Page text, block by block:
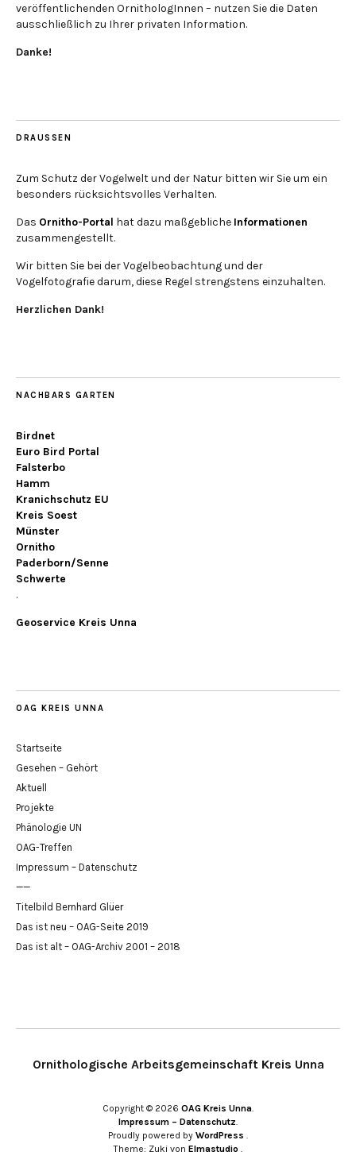
veröffentlichenden OrnithologInnen – nutzen Sie die Daten
ausschließlich zu Ihrer privaten Information.
Danke!
DRAUSSEN
Zum Schutz der Vogelwelt und der Natur bitten wir Sie um ein
besonders rücksichtsvolles Verhalten.
Das Ornitho-Portal hat dazu maßgebliche Informationen
zusammengestellt.
Wir bitten Sie bei der Vogelbeobachtung und der
Vogelfotografie darum, diese Regel strengstens einzuhalten.
Herzlichen Dank!
NACHBARS GARTEN
Birdnet
Euro Bird Portal
Falsterbo
Hamm
Kranichschutz EU
Kreis Soest
Münster
Ornitho
Paderborn/Senne
Schwerte
.
Geoservice Kreis Unna
OAG KREIS UNNA
Startseite
Gesehen – Gehört
Aktuell
Projekte
Phänologie UN
OAG-Treffen
Impressum – Datenschutz
——
Titelbild Bernhard Glüer
Das ist neu – OAG-Seite 2019
Das ist alt – OAG-Archiv 2001 – 2018
Ornithologische Arbeitsgemeinschaft Kreis Unna
Copyright © 2026 OAG Kreis Unna
Impressum – Datenschutz
Proudly powered by WordPress
Theme: Zuki von Elmastudio